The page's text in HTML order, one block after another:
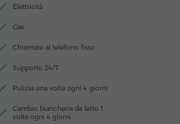
Elettricità
Gas
Chiamate al telefono fisso
Supporto 24/7
Pulizia una volta ogni 4 giorni
Cambio biancheria da letto 1
volta ogni 4 giorni